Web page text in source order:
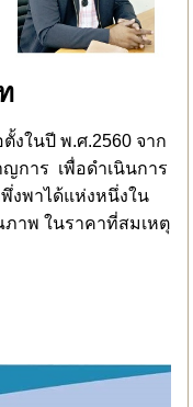
งในปี พ.ศ.2560 จาก
การ เพื่อดำเนินการ
งพาได้แห่งหนึ่งใน
ภาพ ในราคาที่สมเหตุ